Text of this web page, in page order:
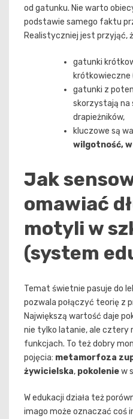
od gatunku. Nie warto
podstawie samego faktu
Realistyczniej jest przyjąć,
gatunki
krótkowieczne
gatunki z
skorzystają na
drapieżników,
kluczowe są
wilgotność,
Jak
omawiać
motyli w
(system
Temat świetnie pasuje do
pozwala połączyć teorię z
Największą wartość daje
nie tylko latanie, ale cztery
funkcjach. To też dobry
pojęcia: metamorfoza
żywicielska, pokoleniew
W edukacji działa też
imago może oznaczać coś